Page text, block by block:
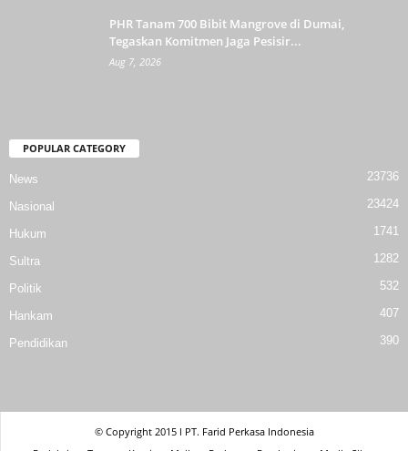
PHR Tanam 700 Bibit Mangrove di Dumai,
Tegaskan Komitmen Jaga Pesisir...
Aug 7, 2026
POPULAR CATEGORY
News 23736
Nasional 23424
Hukum 1741
Sultra 1282
Politik 532
Hankam 407
Pendidikan 390
© Copyright 2015 l PT. Farid Perkasa Indonesia